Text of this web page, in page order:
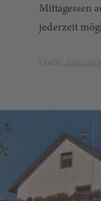
Mittagessen
jederzeit